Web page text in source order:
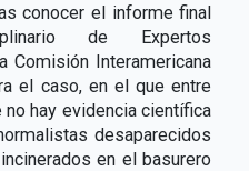
conocer el informe final
de Expertos
Comisión Interamericana
el caso, en el que entre
hay evidencia científica
desaparecidos
en el basurero